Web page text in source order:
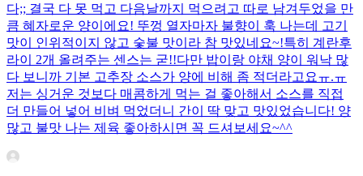
다;; 결국 다 못 먹고 다음날까지 먹으려고 따로 남겨두었을 만
큼 혜자로운 양이에요! 뚜껑 열자마자 불향이 훅 나는데 고기
맛이 인위적이지 않고 숯불 맛이라 참 맛있네요~!특히 계란후
라이 2개 올려주는 센스는 굳!! ​다만 밥이랑 야채 양이 워낙 많
다 보니까 기본 고추장 소스가 양에 비해 좀 적더라고요ㅠ.ㅠ
저는 싱거운 것보다 매콤하게 먹는 걸 좋아해서 소스를 직접
더 만들어 넣어 비벼 먹었더니 간이 딱 맞고 맛있었습니다! 양
많고 불맛 나는 제육 좋아하시면 꼭 드셔보세요~^^